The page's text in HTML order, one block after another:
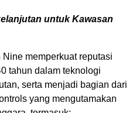
untuk Kawasan
memperkuat reputasi
tahun dalam teknologi
serta menjadi bagian dari
yang mengutamakan